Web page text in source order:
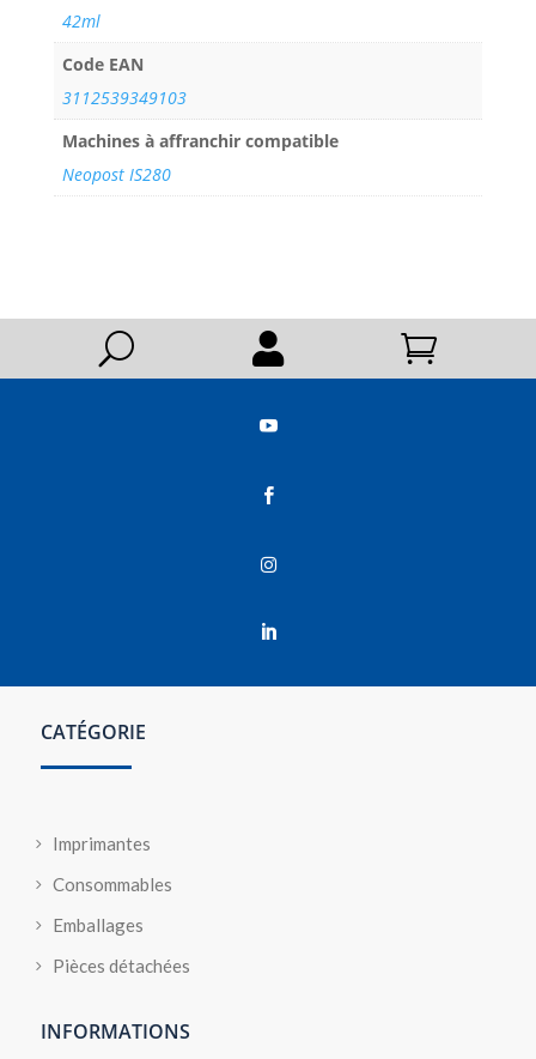
42ml
Code EAN
3112539349103
Machines à affranchir compatible
Neopost IS280
U  




CATÉGORIE
Imprimantes
Consommables
Emballages
Pièces détachées
INFORMATIONS